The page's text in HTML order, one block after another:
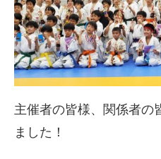
主催者の皆様、関係者の
ました！